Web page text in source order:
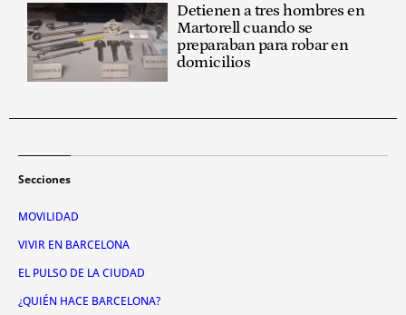
Detienen a tres hombres en
Martorell cuando se
preparaban para robar en
domicilios
Secciones
MOVILIDAD
VIVIR EN BARCELONA
EL PULSO DE LA CIUDAD
¿QUIÉN HACE BARCELONA?